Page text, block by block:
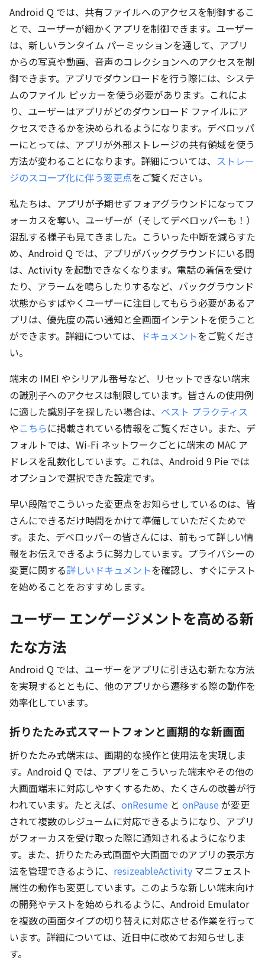
Android Q では、共有ファイルへのアクセスを制御するこ
とで、ユーザーが細かくアプリを制御できます。ユーザー
は、新しいランタイム パーミッションを通して、アプリ
からの写真や動画、音声のコレクションへのアクセスを制
御できます。アプリでダウンロードを行う際には、システ
ムのファイル ピッカーを使う必要があります。これによ
り、ユーザーはアプリがどのダウンロード ファイルにア
クセスできるかを決められるようになります。デベロッパ
ーにとっては、アプリが外部ストレージの共有領域を使う
方法が変わることになります。詳細については、 ストレー
ジのスコープ化に伴う変更点をご覧ください。
私たちは、アプリが予期せずフォアグラウンドになってフ
ォーカスを奪い、ユーザーが（そしてデベロッパーも！）
混乱する様子も見てきました。こういった中断を減らすた
め、Android Q では、アプリがバックグラウンドにいる間
は、Activity を起動できなくなります。電話の着信を受け
たり、アラームを鳴らしたりするなど、バックグラウンド
状態からすばやくユーザーに注目してもらう必要があるア
プリは、優先度の高い通知と全画面インテントを使うこと
ができます。詳細については、 ドキュメントをご覧くださ
い。
端末の IMEI やシリアル番号など、リセットできない端末
の識別子へのアクセスは制限しています。皆さんの使用例
に適した識別子を探したい場合は、 ベスト プラクティス
やこちらに掲載されている情報をご覧ください。また、デ
フォルトでは、Wi-Fi ネットワークごとに端末の MAC ア
ドレスを乱数化しています。これは、Android 9 Pie では
オプションで選択できた設定です。
早い段階でこういった変更点をお知らせしているのは、皆
さんにできるだけ時間をかけて準備していただくためで
す。また、デベロッパーの皆さんには、前もって詳しい情
報をお伝えできるように努力しています。プライバシーの
変更に関する詳しいドキュメントを確認し、すぐにテスト
を始めることをおすすめします。
ユーザー エンゲージメントを高める新
たな方法
Android Q では、ユーザーをアプリに引き込む新たな方法
を実現するとともに、他のアプリから遷移する際の動作を
効率化しています。
折りたたみ式スマートフォンと画期的な新画面
折りたたみ式端末は、画期的な操作と使用法を実現しま
す。Android Q では、アプリをこういった端末やその他の
大画面端末に対応しやすくするため、たくさんの改善が行
われています。たとえば、 onResume と onPauseが変更
されて複数のレジュームに対応できるようになり、アプリ
がフォーカスを受け取った際に通知されるようになりま
す。また、折りたたみ式画面や大画面でのアプリの表示方
法を管理できるように、 resizeableActivity マニフェスト
属性の動作も変更しています。このような新しい端末向け
の開発やテストを始められるように、Android Emulator
を複数の画面タイプの切り替えに対応させる作業を行って
います。詳細については、近日中に改めてお知らせしま
す。